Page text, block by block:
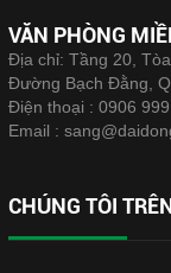
VĂN PHÒNG
Địa chỉ: Tầng 20,
Đường Bạch Đằng,
Điện thoại : 0906 999
Email :
CHÚNG TÔI